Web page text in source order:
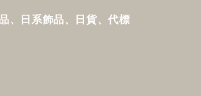
日系飾品、日貨、代標